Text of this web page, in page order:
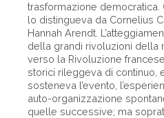
trasformazione
lo distingueva da Cornelius
Hannah Arendt.
della grandi rivoluzioni della
verso la Rivoluzione
storici rileggeva di continuo,
sosteneva l’evento,
auto-organizzazione
quelle successive; ma